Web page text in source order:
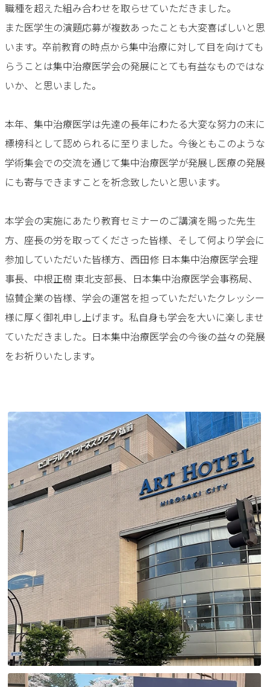
職種を超えた組み合わせを取らせていただきました。
また医学生の演題応募が複数あったことも大変喜ばしいと思
います。卒前教育の時点から集中治療に対して目を向けても
らうことは集中治療医学会の発展にとても有益なものではな
いか、と思いました。
本年、集中治療医学は先達の長年にわたる大変な努力の末に
標榜科として認められるに至りました。今後ともこのような
学術集会での交流を通じて集中治療医学が発展し医療の発展
にも寄与できますことを祈念致したいと思います。
本学会の実施にあたり教育セミナーのご講演を賜った先生
方、座長の労を取ってくださった皆様、そして何より学会に
参加していただいた皆様方、西田修 日本集中治療医学会理
事長、中根正樹 東北支部長、日本集中治療医学会事務局、
協賛企業の皆様、学会の運営を担っていただいたクレッシー
様に厚く御礼申し上げます。私自身も学会を大いに楽しませ
ていただきました。日本集中治療医学会の今後の益々の発展
をお祈りいたします。